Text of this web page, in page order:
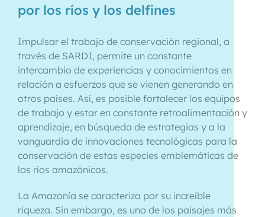
por los ríos y los delfines
Impulsar el trabajo de conservación regional, a
través de SARDI, permite un constante
intercambio de experiencias y conocimientos en
relación a esfuerzos que se vienen generando en
otros países. Así, es posible fortalecer los equipos
de trabajo y estar en constante retroalimentación y
aprendizaje, en búsqueda de estrategias y a la
vanguardia de innovaciones tecnológicas para la
conservación de estas especies emblemáticas de
los ríos amazónicos.
La Amazonía se caracteriza por su increíble
riqueza. Sin embargo, es uno de los paisajes más